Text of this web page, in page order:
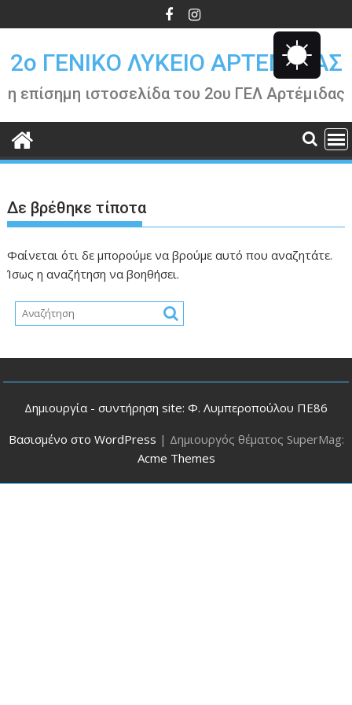
στο
2o ΓΕΝΙΚΟ ΛΥΚΕΙΟ ΑΡΤΕΜΙΔΑΣ
η επίσημη ιστοσελίδα του 2ου ΓΕΛ Αρτέμιδας
Δε βρέθηκε τίποτα
Φαίνεται ότι δε μπορούμε να βρούμε αυτό που αναζητάτε.
Ίσως η αναζήτηση να βοηθήσει.
Δημιουργία - συντήρηση site: Φ. Λυμπεροπούλου ΠΕ86
Βασισμένο στο WordPress | Δημιουργός θέματος SuperMag:
Acme Themes